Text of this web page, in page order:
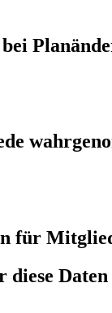
für
diese Daten